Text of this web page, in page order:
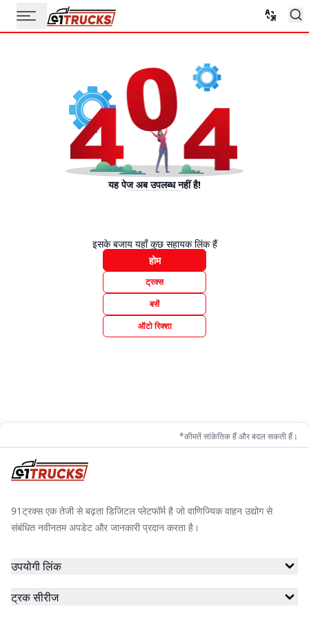
यह पेज अब उपलब्ध नहीं है!
इसके बजाय यहाँ कुछ सहायक लिंक हैं
होम
ट्रक्स
बसें
ऑटो रिक्शा
*कीमतें सांकेतिक हैं और बदल सकती हैं।
91ट्रक्स एक तेजी से बढ़ता डिजिटल प्लेटफॉर्म है जो वाणिज्यिक वाहन उद्योग से
संबंधित नवीनतम अपडेट और जानकारी प्रदान करता है।
उपयोगी लिंक
ट्रक सीरीज